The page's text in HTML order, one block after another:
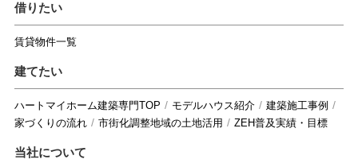
借りたい
賃貸物件一覧
建てたい
ハートマイホーム建築専門TOP モデルハウス紹介
建築施工事例
家づくりの流れ
市街化調整地域の土地活用 ZEH普及実績・目標
当社について